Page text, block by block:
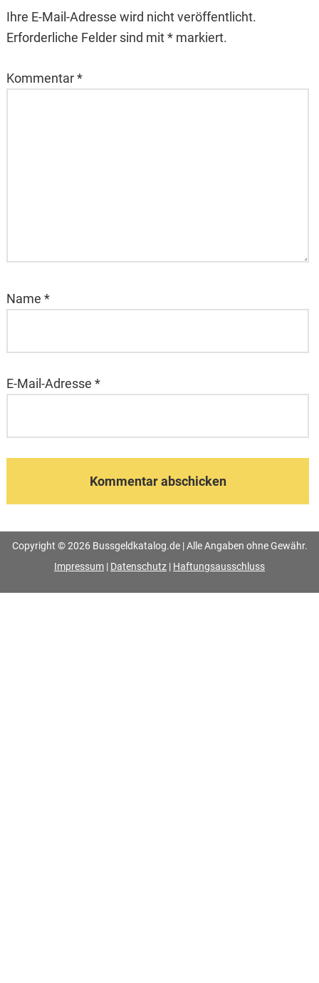
Ihre E-Mail-Adresse wird nicht veröffentlicht.
Erforderliche Felder sind mit * markiert.
Kommentar*
Name *
E-Mail-Adresse *
Copyright © 2026 Bussgeldkatalog.de | Alle Angaben ohne Gewähr.
Impressum | Datenschutz | Haftungsausschluss